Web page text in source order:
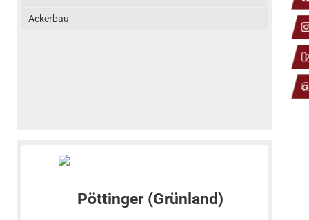
Ackerbau